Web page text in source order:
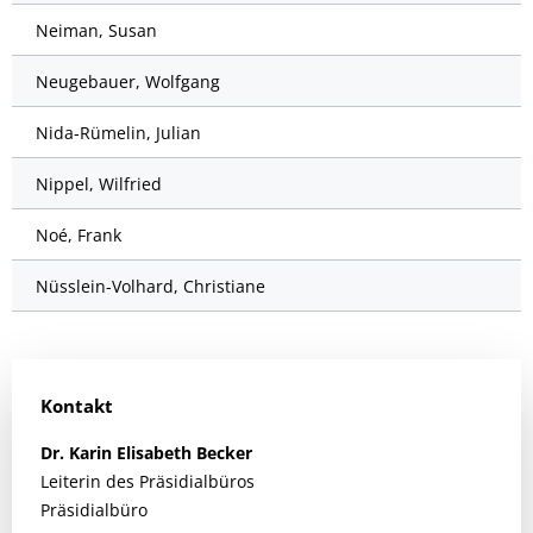
Neiman, Susan
Neugebauer, Wolfgang
Nida-Rümelin, Julian
Nippel, Wilfried
Noé, Frank
Nüsslein-Volhard, Christiane
Kontakt
Dr. Karin Elisabeth Becker
Leiterin des Präsidialbüros
Präsidialbüro